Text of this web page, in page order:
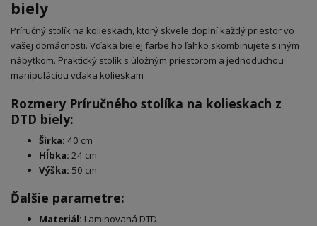
biely
Príručný stolík na kolieskach, ktorý skvele doplní každý priestor vo
vašej domácnosti. Vďaka bielej farbe ho ľahko skombinujete s iným
nábytkom. Praktický stolík s úložným priestorom a jednoduchou
manipuláciou vďaka kolieskam
Rozmery Príručného stolíka na kolieskach z
DTD biely:
Šírka: 40 cm
Hĺbka: 24 cm
Výška: 50 cm
Ďalšie parametre:
Materiál: Laminovaná DTD